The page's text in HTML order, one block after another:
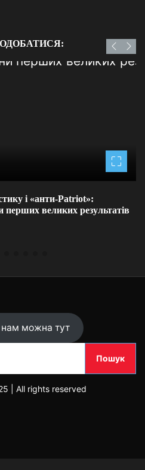
і «анти-Pаtriot»:
перших великих результатів
нам можна тут
Пошук
| All rights reserved